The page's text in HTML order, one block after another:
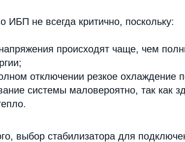
ИБП не всегда критично, поскольку:
происходят чаще, чем
отключении резкое охлаждение
системы маловероятно, так как
выбор стабилизатора для